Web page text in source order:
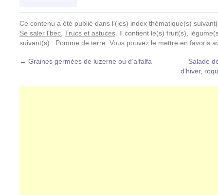
Ce contenu a été publié dans l'(les) index thématique(s)
Se saler l'bec Trucs et astuces . Il contient le(s) fruit(s),
suivant(s) : Pomme de terre . Vous pouvez le mettre en favoris
← Graines germées de luzerne ou d’alfalfa
Salade
d’hiver,